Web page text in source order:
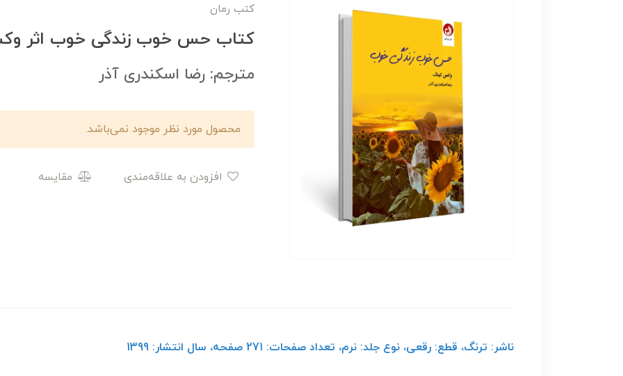
کتب رمان
کتاب حس خوب زندگی خوب اثر
مترجم: رضا اسکندری آذر
محصول مورد نظر موجود نمی‌باشد.
مقایسه
ناشر: ترنگ، قطع: رقعی، نوع جلد: نرم، تعداد صفحات: 271 صفحه، سال انتشار: 1399